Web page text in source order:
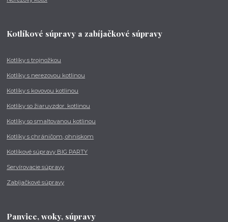
Kotlíkové súpravy a zabíjačkové súpravy
Kotlíky s trojnožkou
Kotlíky s nerezovou kotlinou
Kotlíky s kovovou kotlinou
Kotlíky so žiaruvzdor. kotlinou
Kotlíky so smaltovanou kotlinou
Kotlíky s chráničom, ohniskom
Kotlíkové súpravy BIG PARTY
Servírovacie súpravy
Zabíjačkové súpravy
Panvice, woky, súpravy